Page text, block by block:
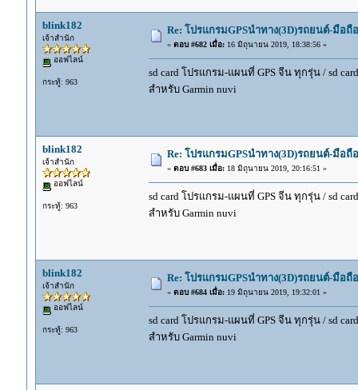
blink182
เจ้าสำนัก
ออฟไลน์
กระทู้: 963
Re: โปรแกรมGPSนำทาง(3D)รถยนต์-มือ
« ตอบ #682 เมื่อ:16 มิถุนายน 2019, 18:38:56 »
sd card โปรแกรม-แผนที่ GPS จีน ทุกรุ่น / sd
สำหรับ Garmin nuvi
blink182
เจ้าสำนัก
ออฟไลน์
กระทู้: 963
Re: โปรแกรมGPSนำทาง(3D)รถยนต์-มือ
« ตอบ #683 เมื่อ:18 มิถุนายน 2019, 20:16:51 »
sd card โปรแกรม-แผนที่ GPS จีน ทุกรุ่น / sd
สำหรับ Garmin nuvi
blink182
เจ้าสำนัก
ออฟไลน์
กระทู้: 963
Re: โปรแกรมGPSนำทาง(3D)รถยนต์-มือ
« ตอบ #684 เมื่อ:19 มิถุนายน 2019, 19:32:01 »
sd card โปรแกรม-แผนที่ GPS จีน ทุกรุ่น / sd
สำหรับ Garmin nuvi